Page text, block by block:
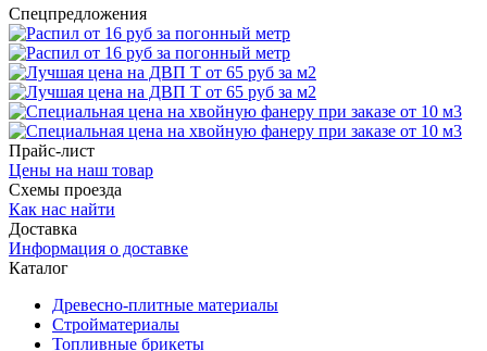
Спецпредложения
Прайс-лист
Цены на наш товар
Схемы проезда
Как нас найти
Доставка
Информация о доставке
Каталог
Древесно-плитные материалы
Стройматериалы
Топливные брикеты